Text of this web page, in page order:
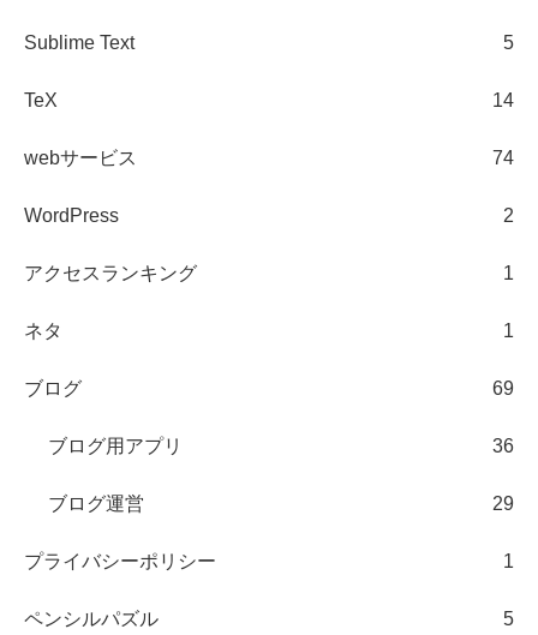
Sublime Text 5
TeX 14
webサービス 74
WordPress 2
アクセスランキング 1
ネタ 1
ブログ 69
ブログ用アプリ 36
ブログ運営 29
プライバシーポリシー 1
ペンシルパズル 5